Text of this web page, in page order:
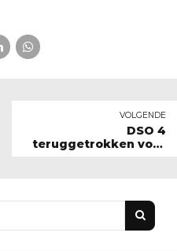
VOLGENDE
DSO 4
teruggetrokken voor